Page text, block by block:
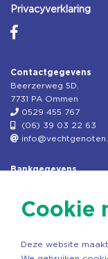
Privacyverklaring
Contactgegevens
Beerzerweg 5D.
7731 PA Ommen
0529 455 767
(06) 39 03 22 63
Bankgegevens
Rek.nr:
Copyright ©2026
Cookie
Deze website